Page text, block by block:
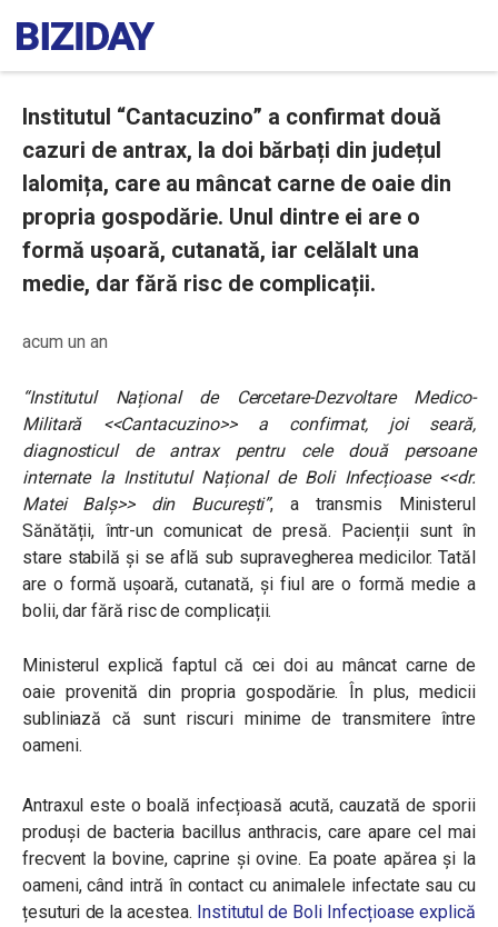
Institutul “Cantacuzino” a confirmat două
cazuri de antrax, la doi bărbați din județul
Ialomița, care au mâncat carne de oaie din
propria gospodărie. Unul dintre ei are o
formă ușoară, cutanată, iar celălalt una
medie, dar fără risc de complicații.
acum un an
“Institutul Național de Cercetare-Dezvoltare Medico-
Militară <<Cantacuzino>> a confirmat, joi seară,
diagnosticul de antrax pentru cele două persoane
internate la Institutul Național de Boli Infecțioase <<dr.
Matei Balș>> din București”, a transmis Ministerul
Sănătății, într-un comunicat de presă. Pacienții sunt în
stare stabilă și se află sub supravegherea medicilor. Tatăl
are o formă ușoară, cutanată, și fiul are o formă medie a
bolii, dar fără risc de complicații.
Ministerul explică faptul că cei doi au mâncat carne de
oaie provenită din propria gospodărie. În plus, medicii
subliniază că sunt riscuri minime de transmitere între
oameni.
Antraxul este o boală infecțioasă acută, cauzată de sporii
produși de bacteria bacillus anthracis, care apare cel mai
frecvent la bovine, caprine și ovine. Ea poate apărea și la
oameni, când intră în contact cu animalele infectate sau cu
țesuturi de la acestea. Institutul de Boli Infecțioase explică